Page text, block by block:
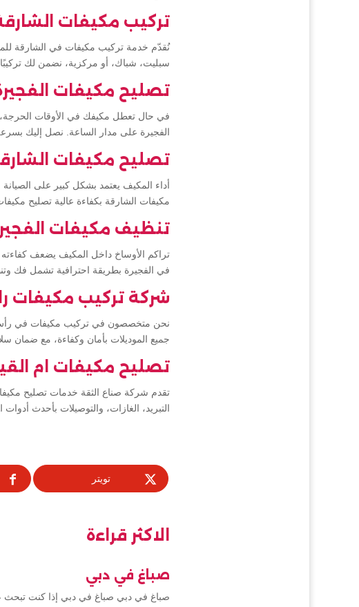
تركيب مكيفات
نُقدّم خدمة تركيب مكيفات في الشارقة
سبليت، شباك، أو مركزية، نضمن لك تركيبًا
تصليح مكيفات
في حال تعطل مكيفك في الأوقات
الفجيرة على مدار الساعة. نصل إليك
تصليح مكيفات
أداء المكيف يعتمد بشكل كبير على
مكيفات الشارقة بكفاءة عالية تصليح
تنظيف مكيفات
تراكم الأوساخ داخل المكيف يضعف
في الفجيرة بطريقة احترافية تشمل فك
شركة تركيب مكيفات
نحن متخصصون في تركيب مكيفات في رأس
جميع الموديلات بأمان وكفاءة، مع ضمان
تصليح مكيفات ام
تقدم شركة صناع الثقة خدمات تصليح
التبريد، الغازات، والتوصيلات بأحدث أدوات
تويتر
الاكثر قراءة
صباغ في دبي
صباغ في دبي صباغ في دبي إذا كنت تبحث